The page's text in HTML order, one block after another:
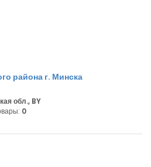
района г. Минска
обл., BY
0